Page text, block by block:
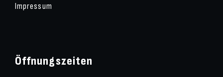
Impressum
Öffnungszeiten